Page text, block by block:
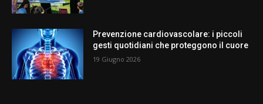
Prevenzione cardiovascolare: i piccoli
gesti quotidiani che proteggono il cuore
19 Giugno 2026